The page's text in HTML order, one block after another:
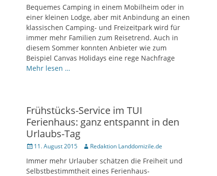
Bequemes Camping in einem Mobilheim oder in
einer kleinen Lodge, aber mit Anbindung an einen
klassischen Camping- und Freizeitpark wird für
immer mehr Familien zum Reisetrend. Auch in
diesem Sommer konnten Anbieter wie zum
Beispiel Canvas Holidays eine rege Nachfrage
Mehr lesen …
Frühstücks-Service im TUI
Ferienhaus: ganz entspannt in den
Urlaubs-Tag
Posted
11. August 2015 Author
Redaktion Landdomizile.de
Immer mehr Urlauber schätzen die Freiheit und
Selbstbestimmtheit eines Ferienhaus-